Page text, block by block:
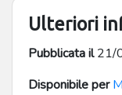
Ulteriori
Pubblicata il21/
Disponibile per